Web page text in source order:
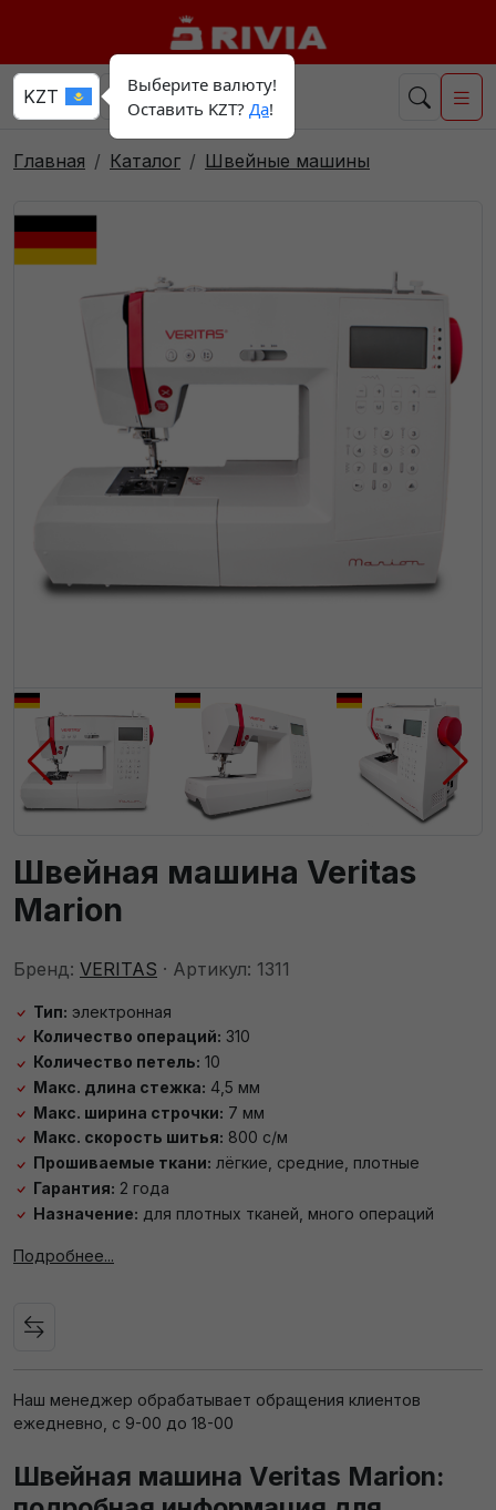
Главная Каталог Швейные машины
Швейная машина Veritas
Marion
Бренд: VERITAS · Артикул: 1311
Тип: электронная
Количество операций: 310
Количество петель: 10
Макс. длина стежка: 4,5 мм
Макс. ширина строчки: 7 мм
Макс. скорость шитья: 800 с/м
Прошиваемые ткани: лёгкие, средние, плотные
Гарантия: 2 года
Назначение: для плотных тканей, много операций
Подробнее...
Наш менеджер обрабатывает обращения клиентов
ежедневно, с 9-00 до 18-00
Швейная машина Veritas Marion:
Выберите валюту!
Оставить KZT? Да!